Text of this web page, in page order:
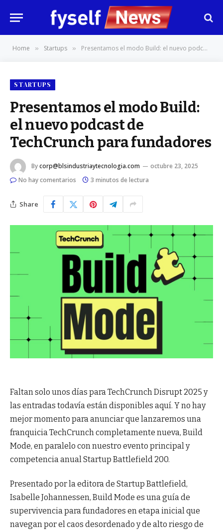
Home » Startups » Presentamos el modo Build: el nuevo podcast de TechCrunch para fundadores
STARTUPS
Presentamos el modo Build:
el nuevo podcast de
TechCrunch para fundadores
Bycorp@blsindustriaytecnologia.com
octubre 23, 2025
No hay comentarios
3 minutos de lectura
Share
Faltan solo unos días para TechCrunch Disrupt 2025 y
las entradas todavía están disponibles aquí. Y no hay
mejor momento para anunciar que lanzaremos una
franquicia TechCrunch completamente nueva, Build
Mode, en paralelo con nuestro evento principal y
competencia anual Startup Battlefield 200.
Presentado por la editora de Startup Battlefield,
Isabelle Johannessen, Build Mode es una guía de
supervivencia para fundadores en etapa inicial que
navegan por el caos desordenado y de alto riesgo de